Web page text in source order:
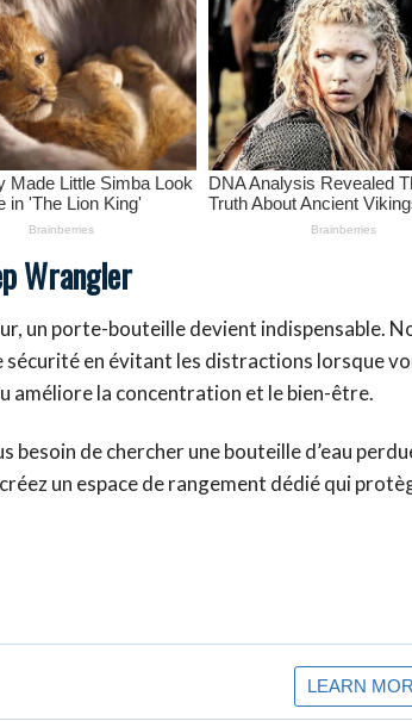
Wrangler
un porte-bouteille devient indispensable.
en évitant les distractions lorsque
améliore la concentration et le bien-être.
de chercher une bouteille d’eau
un espace de rangement dédié qui